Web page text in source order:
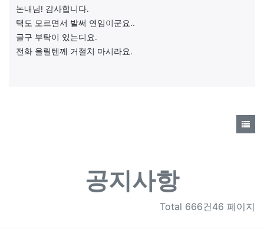
논내님! 감사합니다.
택도 모르면서 발써 연임이군요..
글구 부탁이 있는디요.
전화 올릴텐께 거절치 마시라요.
공지사항
Total 666건46 페이지